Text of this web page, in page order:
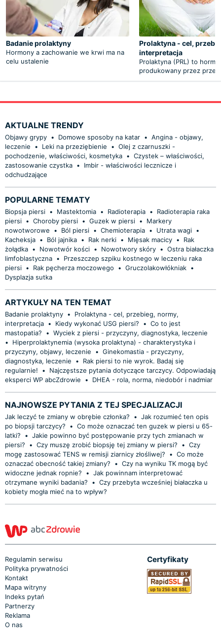
Badanie prolaktyny
Hormony a zachowanie we krwi ma na
celu ustalenie
Prolaktyna - cel,
interpretacja
Prolaktyna (PRL) to
produkowany przez przed
AKTUALNE TRENDY
Objawy grypy • Domowe sposoby na katar • Angina - objawy,
leczenie
• Leki na przeziębienie • Olej z czarnuszki -
pochodzenie, właściwości, kosmetyka • Czystek – właściwości,
zastosowanie czystka •
Imbir - właściwości lecznicze i
odchudzające
POPULARNE TEMATY
Biopsja piersi • Mastektomia • Radioterapia •
Radioterapia raka
piersi • Choroby piersi • Guzek w piersi •
Markery
nowotworowe
• Ból piersi • Chemioterapia • Utrata wagi •
Kacheksja • Ból jajnika • Rak nerki • Mięsak macicy •
Rak
żołądka • Nowotwór kości • Nowotwory skóry • Ostra białaczka
limfoblastyczna •
Przeszczep szpiku kostnego w leczeniu raka
piersi • Rak pęcherza moczowego • Gruczolakowłókniak •
Dysplazja sutka
ARTYKUŁY NA TEN TEMAT
Badanie prolaktyny •
Prolaktyna - cel, przebieg, normy,
interpretacja • Kiedy wykonać USG piersi? • Co to jest
mastopatia?
• Wyciek z piersi - przyczyny, diagnostyka, leczenie
•
Hiperprolaktynemia (wysoka prolaktyna) - charakterystyka i
przyczyny, objawy, leczenie
• Ginekomastia - przyczyny,
diagnostyka, leczenie
•
Rak piersi to nie wyrok. Badaj się
regularnie!
•
Najczęstsze pytania dotyczące tarczycy. Odpowiadają
eksperci WP abcZdrowie
• DHEA - rola, norma, niedobór i nadmiar
NAJNOWSZE PYTANIA Z TEJ SPECJALIZACJI
Jak leczyć te zmiany w obrębie członka? • Jak rozumieć ten opis
po biopsji tarczycy?
• Co może oznaczać ten guzek w piersi u 65-
latki?
• Jakie powinno być postępowanie przy tych zmianach w
piersi?
• Czy muszę zrobić biopsję tej zmiany w piersi? • Czy
mogę zastosować TENS w remisji ziarnicy złośliwej?
• Co może
oznaczać obecność takiej zmiany?
• Czy na wyniku TK mogą być
widoczne jednak ropnie?
• Jak powinnam interpretować
otrzymane wyniki badania?
• Czy przebyta wcześniej białaczka u
kobiety mogła mieć na to wpływ?
Regulamin serwisu
Polityka prywatności
Kontakt
Mapa witryny
Indeks pytań
Partnerzy
Reklama
O nas
Certyfikaty